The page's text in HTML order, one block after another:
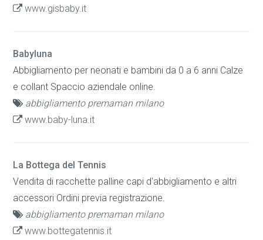
www.gisbaby.it
Babyluna
Abbigliamento per neonati e bambini da 0 a 6 anni Calze
e collant Spaccio aziendale online.
abbigliamento premaman milano
www.baby-luna.it
La Bottega del Tennis
Vendita di racchette palline capi d'abbigliamento e altri
accessori Ordini previa registrazione.
abbigliamento premaman milano
www.bottegatennis.it